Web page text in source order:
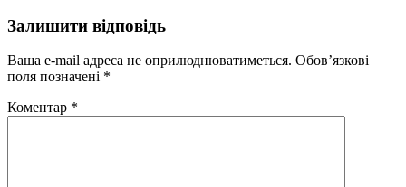
Залишити відповідь
Ваша e-mail адреса не оприлюднюватиметься. Обов’язкові
поля позначені *
Коментар *